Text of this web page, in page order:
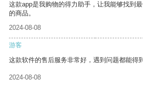
这款app是我购物的得力助手，让我能够找到
的商品。
2024-08-08
游客
这款软件的售后服务非常好，遇到问题都能得
2024-08-08